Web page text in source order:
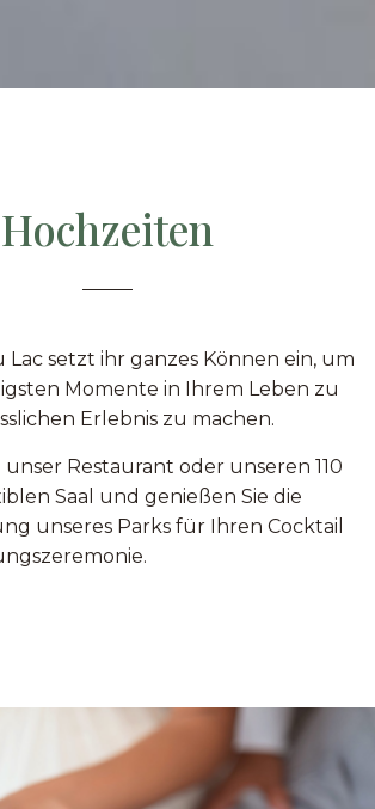
Hochzeiten
Lac setzt ihr ganzes Können ein, um
Momente in Ihrem Leben zu
Erlebnis zu machen.
unser Restaurant oder unseren 110
Saal und genießen Sie die
unseres Parks für Ihren Cocktail